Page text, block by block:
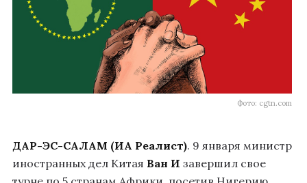
Фото: cgtn.com
ДАР-ЭС-САЛАМ (ИА Реалист). 9 января министр
иностранных дел Китая Ван И завершил свое